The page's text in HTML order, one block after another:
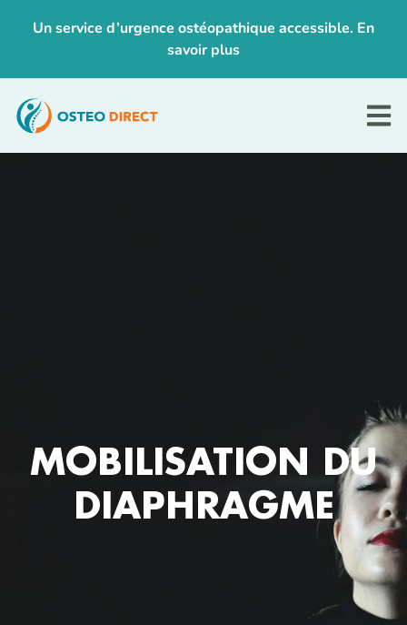
Un service d’urgence ostéopathique accessible. En
savoir plus
MOBILISATION DU
DIAPHRAGME